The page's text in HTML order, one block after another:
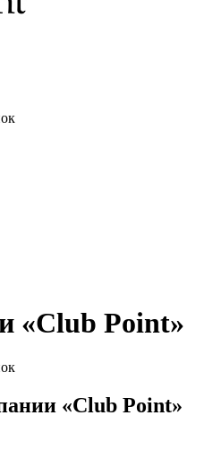
«Club Point»
«Club Point»